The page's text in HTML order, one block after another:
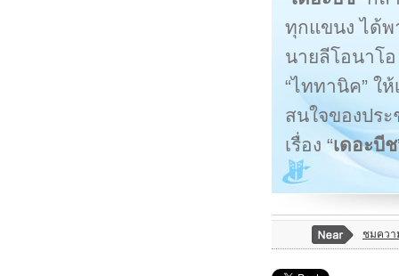
ทุกแขนง ได้พ
นายลีโอนาโ
“ไททานิค” ใ
สนใจของปร
เรื่อง “เดอะบีช
ชมควา